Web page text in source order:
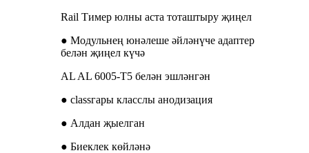
Rail Тимер юлны аста тоташтыру җиңел
● Модульнең юнәлеше әйләнүче адаптер
белән җиңел күчә
AL AL ​​6005-T5 белән эшләнгән
● classгары класслы анодизация
● Алдан җыелган
● Биеклек көйләнә